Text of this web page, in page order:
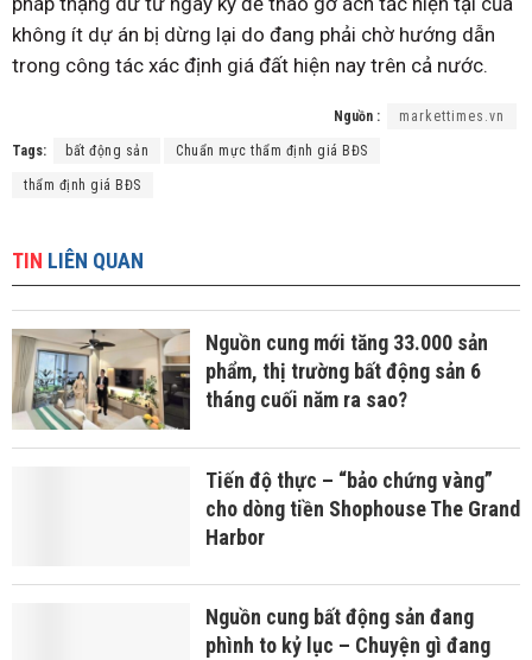
không ít dự án bị dừng lại do đang phải chờ hướng dẫn
trong công tác xác định giá đất hiện nay trên cả nước.
Nguồn : markettimes.vn
Tags: bất động sản Chuẩn mực thẩm định giá BĐS
thẩm định giá BĐS
TIN LIÊN QUAN
Nguồn cung mới tăng 33.000 sản
phẩm, thị trường bất động sản 6
tháng cuối năm ra sao?
Tiến độ thực – “bảo chứng vàng”
cho dòng tiền Shophouse The Grand
Harbor
Nguồn cung bất động sản đang
phình to kỷ lục – Chuyện gì đang